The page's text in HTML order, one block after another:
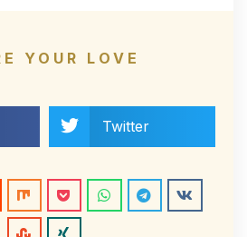
YOUR LOVE
Twitter